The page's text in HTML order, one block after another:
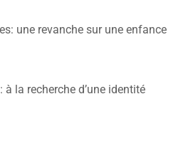
une revanche sur une enfance
la recherche d’une identité